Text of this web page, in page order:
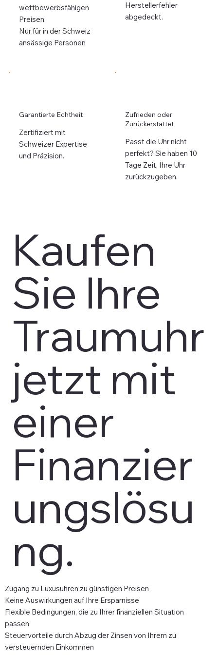
wettbewerbsfähigen
Preisen.
Nur für in der Schweiz
ansässige Personen
Herstellerfehler
abgedeckt.
Garantierte Echtheit
Zertifiziert mit
Schweizer Expertise
und Präzision.
Zufrieden oder
Zurückerstattet
Passt die Uhr nicht
perfekt? Sie haben 10
Tage Zeit, Ihre Uhr
zurückzugeben.
Kaufen
Sie Ihre
Traumuhr
jetzt mit
einer
Finanzier
ungslösu
ng.
Zugang zu Luxusuhren zu günstigen Preisen
Keine Auswirkungen auf Ihre Ersparnisse
Flexible Bedingungen, die zu Ihrer finanziellen Situation
passen
Steuervorteile durch Abzug der Zinsen von Ihrem zu
versteuernden Einkommen